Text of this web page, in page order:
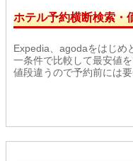
ホテル予約横断検索・
Expedia、agodaをはじめ
一条件で比較して最安値
値段違うので予約前には要